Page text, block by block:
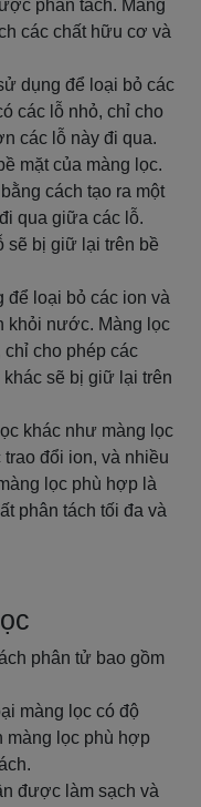
phân tách. Màng
các chất hữu cơ và
dụng để loại bỏ các
các lỗ nhỏ, chỉ cho
các lỗ này đi qua.
mặt của màng lọc.
cách tạo ra một
qua giữa các lỗ.
bị giữ lại trên bề
để loại bỏ các ion và
khỏi nước. Màng lọc
chỉ cho phép các
sẽ bị giữ lại trên
khác như màng lọc
đổi ion, và nhiều
lọc phù hợp là
phân tách tối đa và
phân tử bao gồm
màng lọc có độ
màng lọc phù hợp
được làm sạch và